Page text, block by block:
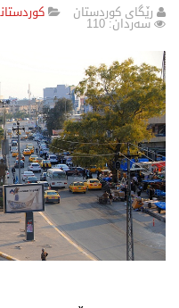
رێگای كوردستان
سەردان: 110